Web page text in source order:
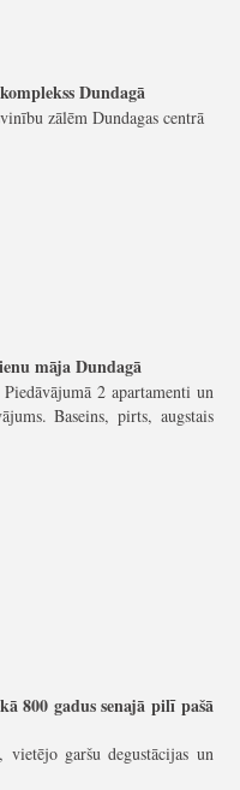
Dundagā
zālēm Dundagas centrā
māja Dundagā
2 apartamenti un
Baseins, pirts, augstais
800 gadus senajā pilī pašā
garšu degustācijas un